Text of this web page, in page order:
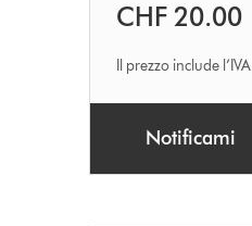
CHF 20.00
Il prezzo include l’IVA
Notificami